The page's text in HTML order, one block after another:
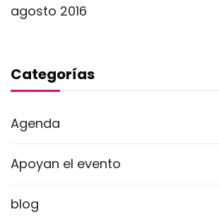
agosto 2016
Categorías
Agenda
Apoyan el evento
blog